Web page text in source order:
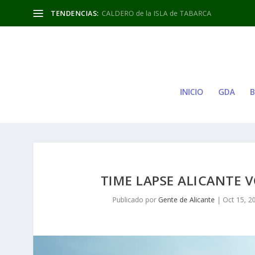
TENDENCIAS: CALDERO de la ISLA de TABARCA
INICIO GDA
TIME LAPSE ALICANTE
Publicado porGente de Alicante | Oct 15,